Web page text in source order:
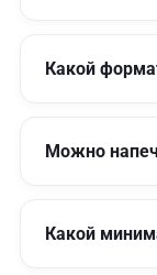
Какой
Можно
Какой